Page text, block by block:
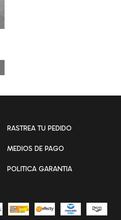
RASTREA TU PEDIDO
MEDIOS DE PAGO
POLITICA GARANTIA